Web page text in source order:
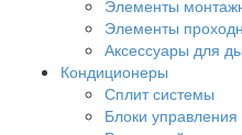
Элементы
Элементы
Аксессуары для
Кондиционеры
Сплит системы
Блоки